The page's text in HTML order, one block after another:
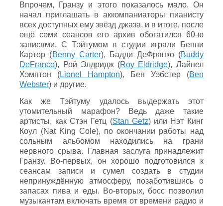
Впрочем, Гранзу и этого показалось мало. Он
начал приглашать в аккомпаниаторы пианисту
всех доступных ему звёзд джаза, и в итоге, после
ещё семи сеансов его архив обогатился 60-ю
записями. С Тэйтумом в студии играли Бенни
Картер (Benny Carter), Бадди ДеФранко (Buddy
DeFranco), Рой Элдридж (Roy Eldridge), Лайнел
Хэмптон (Lionel Hampton), Бен Уэбстер (Ben
Webster) и другие.
Как же Тэйтуму удалось выдержать этот
утомительный марафон? Ведь даже такие
артисты, как Стэн Гетц (Stan Getz) или Нэт Кинг
Коул (Nat King Cole), по окончании работы над
сольным альбомом находились на грани
нервного срыва. Главная заслуга принадлежит
Гранзу. Во-первых, он хорошо подготовился к
сеансам записи и сумел создать в студии
непринуждённую атмосферу, позаботившись о
запасах пива и еды. Во-вторых, босс позволил
музыкантам включать время от времени радио и